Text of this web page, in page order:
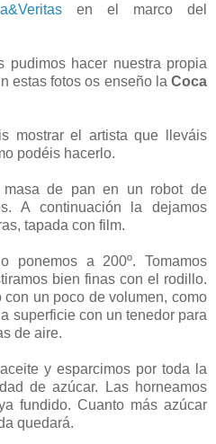
en el marco del
pudimos hacer nuestra propia
estas fotos os enseño la Coca
mostrar el artista que lleváis
podéis hacerlo.
masa de pan en un robot de
A continuación la dejamos
tapada con film.
ponemos a 200º. Tomamos
bien finas con el rodillo.
un poco de volumen, como
superficie con un tenedor para
de aire.
y esparcimos por toda la
de azúcar. Las horneamos
fundido. Cuanto más azúcar
quedará.